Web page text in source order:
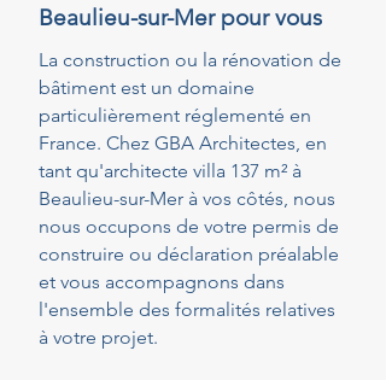
Beaulieu-sur-Mer pour vous
La construction ou la rénovation de
bâtiment est un domaine
particulièrement réglementé en
France. Chez GBA Architectes, en
tant qu'architecte villa 137 m² à
Beaulieu-sur-Mer à vos côtés, nous
nous occupons de votre permis de
construire ou déclaration préalable
et vous accompagnons dans
l'ensemble des formalités relatives
à votre projet.